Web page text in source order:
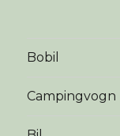
Bobil
Campingvogn